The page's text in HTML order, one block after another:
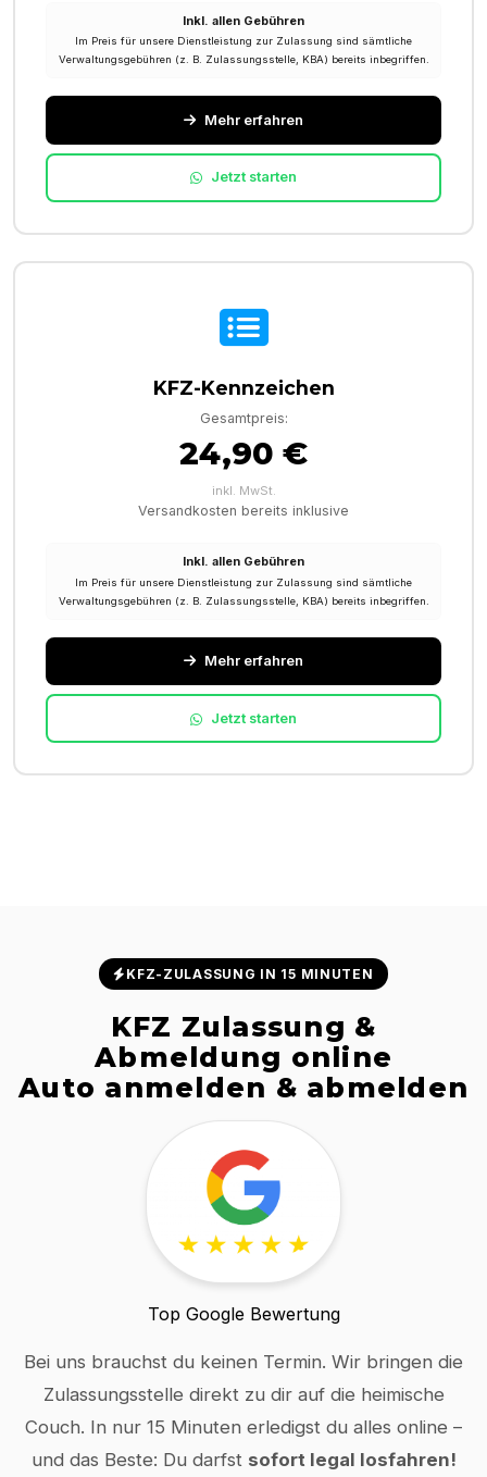
Inkl. allen Gebühren
Im Preis für unsere Dienstleistung zur Zulassung sind sämtliche
Verwaltungsgebühren (z. B. Zulassungsstelle, KBA) bereits inbegriffen.
Mehr erfahren
Jetzt starten
KFZ-Kennzeichen
Gesamtpreis:
24,90 €
inkl. MwSt.
Versandkosten bereits inklusive
Inkl. allen Gebühren
Im Preis für unsere Dienstleistung zur Zulassung sind sämtliche
Verwaltungsgebühren (z. B. Zulassungsstelle, KBA) bereits inbegriffen.
Mehr erfahren
Jetzt starten
KFZ-ZULASSUNG IN 15 MINUTEN
KFZ Zulassung &
Abmeldung online
Auto anmelden & abmelden
Top Google Bewertung
Bei uns brauchst du keinen Termin. Wir bringen die
Zulassungsstelle direkt zu dir auf die heimische
Couch. In nur 15 Minuten erledigst du alles online –
und das Beste: Du darfst sofort legal losfahren!